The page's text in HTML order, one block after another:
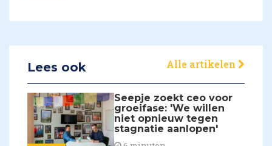
Lees ook Alle artikelen
Seepje zoekt ceo voor
groeifase: 'We willen
niet opnieuw tegen
stagnatie aanlopen'